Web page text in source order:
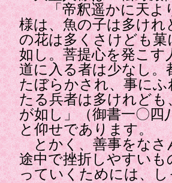
「帝釈遥かに天より
様は、魚の子は多け
の花は多くさけども
如し。菩提心を発こ
道に入る者は少なし。
たぼらかされ、事に
たる兵者は多けれど
が如し」（御書一〇四
と仰せであります。
とかく、善事をなさ
途中で挫折しやすい
っていくためには、